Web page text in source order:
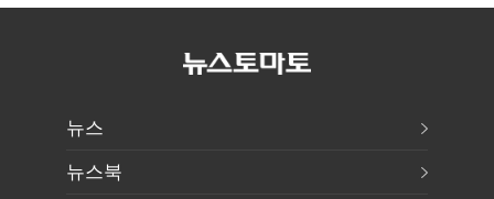
장기투자…
영향 '촉각'
해외로
뉴스
뉴스북